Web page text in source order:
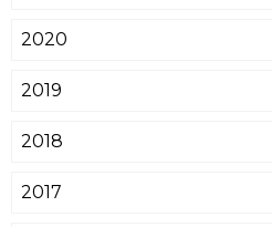
2020
2019
2018
2017